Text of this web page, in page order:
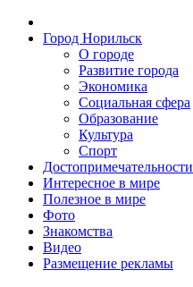
Город Норильск
О городе
Развитие города
Экономика
Социальная сфера
Образование
Культура
Спорт
Достопримечательности
Интересное в мире
Полезное в мире
Фото
Знакомства
Видео
Размещение рекламы